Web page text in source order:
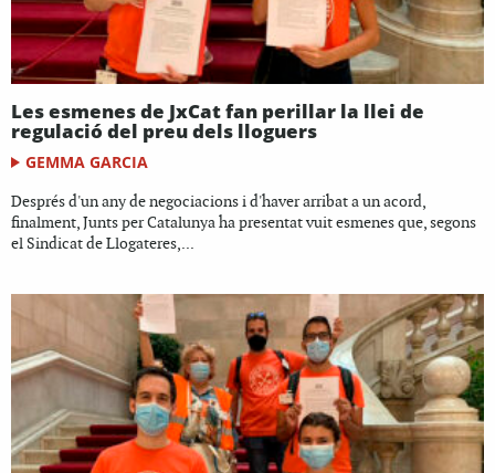
Les esmenes de JxCat fan perillar la llei de
regulació del preu dels lloguers
GEMMA GARCIA
Després d'un any de negociacions i d'haver arribat a un acord,
finalment, Junts per Catalunya ha presentat vuit esmenes que, segons
el Sindicat de Llogateres,...